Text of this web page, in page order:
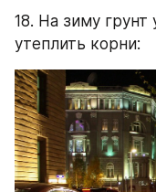
18. На зиму
утеплить корни: